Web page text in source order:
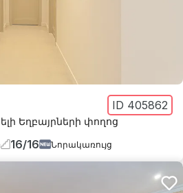
ID 405862
Եղբայրների փողոց
16/16 Նորակառույց